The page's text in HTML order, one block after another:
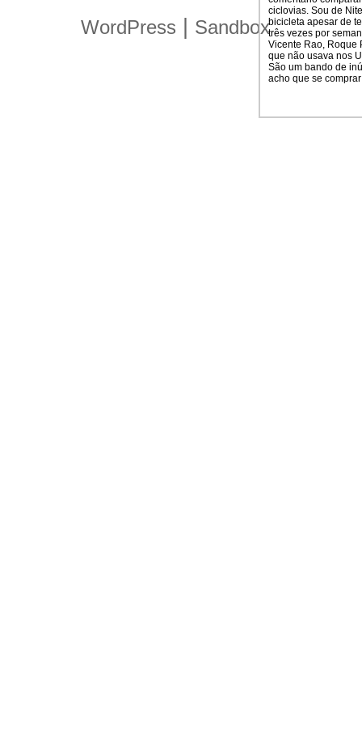
ciclovias. Sou de
bicicleta apesar de
três vezes por
Vicente Rao, Roque
que não usava nos
São um bando de
acho que se
WordPress Sandbox